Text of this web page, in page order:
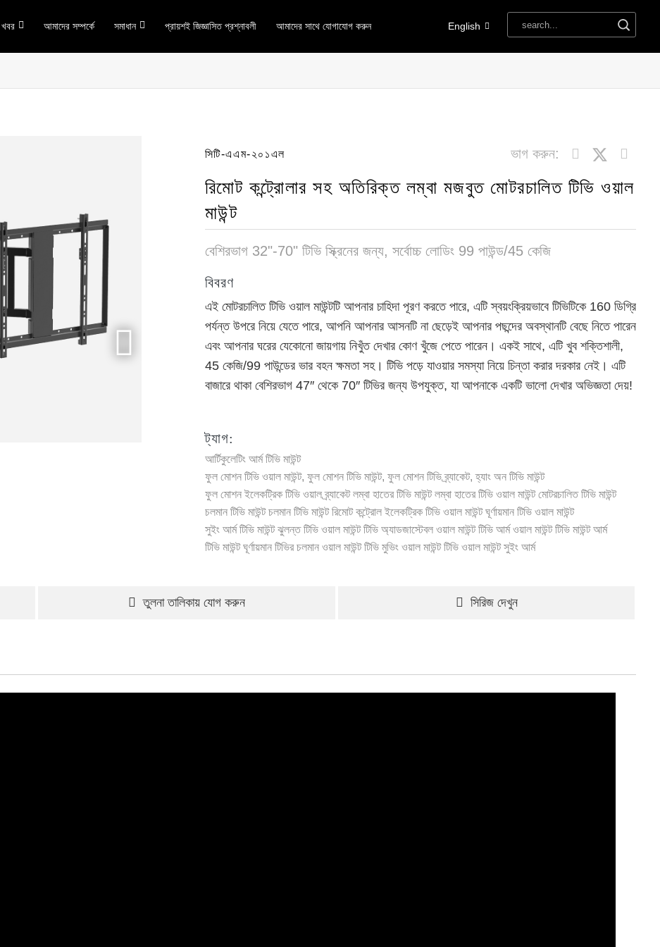
খবর আমাদের সম্পর্কে সমাধান প্রায়শই জিজ্ঞাসিত প্রশ্নাবলী আমাদের সাথে যোগাযোগ করুন English
সিটি-এএম-২০১এল ভাগ করুন:
রিমোট কন্ট্রোলার সহ অতিরিক্ত লম্বা মজবুত মোটরচালিত টিভি ওয়াল
মাউন্ট
বেশিরভাগ 32"-70" টিভি স্ক্রিনের জন্য, সর্বোচ্চ লোডিং 99 পাউন্ড/45 কেজি
বিবরণ
এই মোটরচালিত টিভি ওয়াল মাউন্টটি আপনার চাহিদা পূরণ করতে পারে, এটি স্বয়ংক্রিয়ভাবে টিভিটিকে 160 ডিগ্রি
পর্যন্ত উপরে নিয়ে যেতে পারে, আপনি আপনার আসনটি না ছেড়েই আপনার পছন্দের অবস্থানটি বেছে নিতে পারেন
এবং আপনার ঘরের যেকোনো জায়গায় নিখুঁত দেখার কোণ খুঁজে পেতে পারেন। একই সাথে, এটি খুব শক্তিশালী,
45 কেজি/99 পাউন্ডের ভার বহন ক্ষমতা সহ। টিভি পড়ে যাওয়ার সমস্যা নিয়ে চিন্তা করার দরকার নেই। এটি
বাজারে থাকা বেশিরভাগ 47″ থেকে 70″ টিভির জন্য উপযুক্ত, যা আপনাকে একটি ভালো দেখার অভিজ্ঞতা দেয়!
ট্যাগ:
আর্টিকুলেটিং আর্ম টিভি মাউন্ট
ফুল মোশন টিভি ওয়াল মাউন্ট, ফুল মোশন টিভি মাউন্ট, ফুল মোশন টিভি ব্র্যাকেট, হ্যাং অন টিভি মাউন্ট
ফুল মোশন ইলেকট্রিক টিভি ওয়াল ব্র্যাকেট লম্বা হাতের টিভি মাউন্ট লম্বা হাতের টিভি ওয়াল মাউন্ট মোটরচালিত টিভি মাউন্ট
চলমান টিভি মাউন্ট চলমান টিভি মাউন্ট রিমোট কন্ট্রোল ইলেকট্রিক টিভি ওয়াল মাউন্ট ঘূর্ণায়মান টিভি ওয়াল মাউন্ট
সুইং আর্ম টিভি মাউন্ট ঝুলন্ত টিভি ওয়াল মাউন্ট টিভি অ্যাডজাস্টেবল ওয়াল মাউন্ট টিভি আর্ম ওয়াল মাউন্ট টিভি মাউন্ট আর্ম
টিভি মাউন্ট ঘূর্ণায়মান টিভির চলমান ওয়াল মাউন্ট টিভি মুভিং ওয়াল মাউন্ট টিভি ওয়াল মাউন্ট সুইং আর্ম
তুলনা তালিকায় যোগ করুন সিরিজ দেখুন